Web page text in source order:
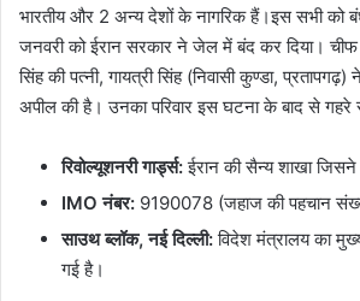
भारतीय और 2 अन्य देशों के नागरिक हैं।इस सभी को
जनवरी को ईरान सरकार ने जेल में बंद कर दिया।
सिंह की पत्नी, गायत्री सिंह (निवासी कुण्डा,
अपील की है। उनका परिवार इस घटना के बाद से
रिवोल्यूशनरी गार्ड्स:ईरान की सैन्य शाखा
IMO नंबर: 9190078 (जहाज की पहचान
साउथ ब्लॉक, नई दिल्ली:विदेश मंत्रालय का
गई है।